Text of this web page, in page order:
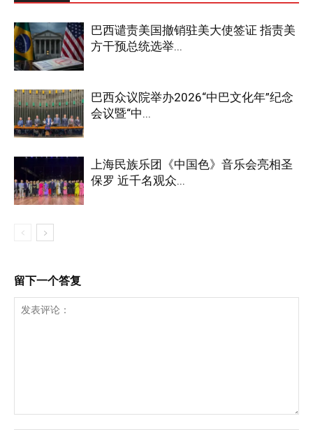
巴西谴责美国撤销驻美大使签证 指责美
方干预总统选举...
巴西众议院举办2026“中巴文化年”纪念
会议暨“中...
上海民族乐团《中国色》音乐会亮相圣
保罗 近千名观众...
留下一个答复